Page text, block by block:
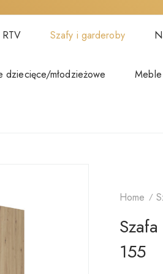
Szafy i garderoby
dziecięce/młodzieżowe
Home
155